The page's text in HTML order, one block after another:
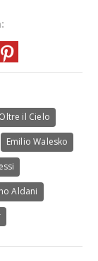
Oltre il Cielo
Emilio Walesko
Aldani